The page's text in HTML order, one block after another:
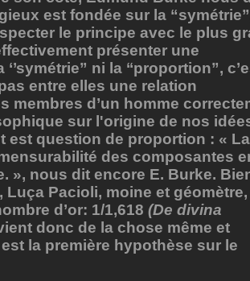
est fondée sur la
le principe avec le plus
présenter une
ni la ‘‘proportion”,
entre elles une relation
membres d’un homme
sur l'origine de nos
est question de proportion : « La
des composantes
», nous dit encore E. Burke.
Pacioli, moine et géomètre,
d’or: 1/1,618 (De divina
donc de la chose même et
la première hypothèse sur le